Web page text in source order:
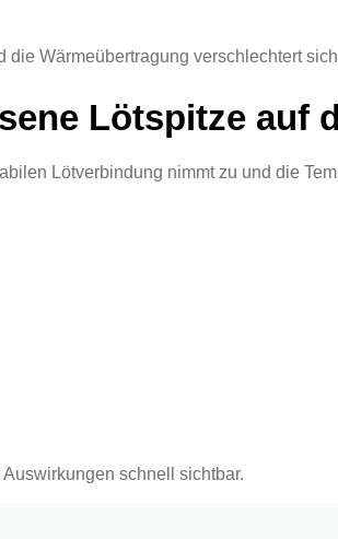
Wärmeübertragung verschlechtert
Lötspitze auf
Lötverbindung nimmt zu und die
schnell sichtbar.